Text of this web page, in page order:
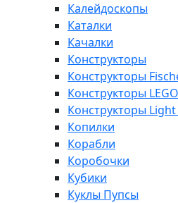
Калейдоскопы
Каталки
Качалки
Конструкторы
Конструкторы
Конструкторы LEGO
Конструкторы Light
Копилки
Корабли
Коробочки
Кубики
Куклы Пупсы